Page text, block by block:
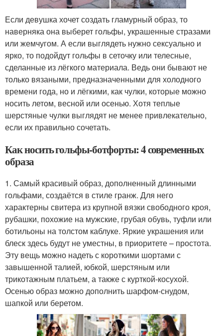
Если девушка хочет создать гламурный образ, то
наверняка она выберет гольфы, украшенные стразами
или жемчугом. А если выглядеть нужно сексуально и
ярко, то подойдут гольфы в сеточку или телесные,
сделанные из лёгкого материала. Ведь они бывают не
только вязаными, предназначенными для холодного
времени года, но и лёгкими, как чулки, которые можно
носить летом, весной или осенью. Хотя теплые
шерстяные чулки выглядят не менее привлекательно,
если их правильно сочетать.
Как носить гольфы-ботфорты: 4 современных
образа
1. Самый красивый образ, дополненный длинными
гольфами, создаётся в стиле гранж. Для него
характерны свитера из крупной вязки свободного кроя,
рубашки, похожие на мужские, грубая обувь, туфли или
ботильоны на толстом каблуке. Яркие украшения или
блеск здесь будут не уместны, в приоритете – простота.
Эту вещь можно надеть с короткими шортами с
завышенной талией, юбкой, шерстяным или
трикотажным платьем, а также с курткой-косухой.
Осенью образ можно дополнить шарфом-снудом,
шапкой или беретом.